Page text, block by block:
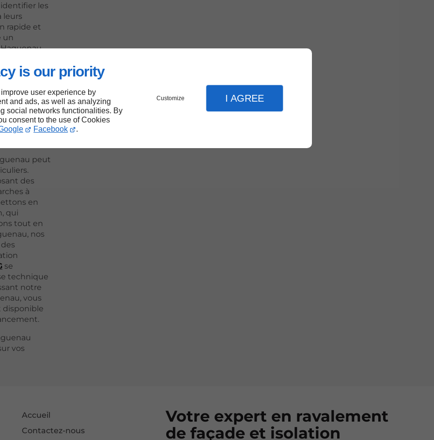
is our priority
user experience by
and ads, as well as analyzing
social networks functionalities. By
consent to the use of Cookies
Facebook .
Customize I AGREE
les
leurs
rapide et
un
peut
des
à
en
qui
tout en
nos
se
technique
notre
vous
disponible
vos
Accueil
Contactez-nous
Votre expert en ravalement
de façade et isolation